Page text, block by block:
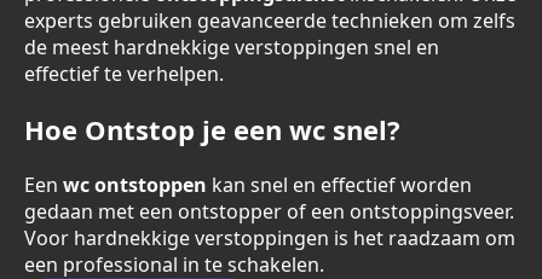
experts gebruiken geavanceerde technieken om zelfs
de meest hardnekkige verstoppingen snel en
effectief te verhelpen.
Hoe Ontstop je een wc snel?
Een wc ontstoppen kan snel en effectief worden
gedaan met een ontstopper of een ontstoppingsveer.
Voor hardnekkige verstoppingen is het raadzaam om
een professional in te schakelen.